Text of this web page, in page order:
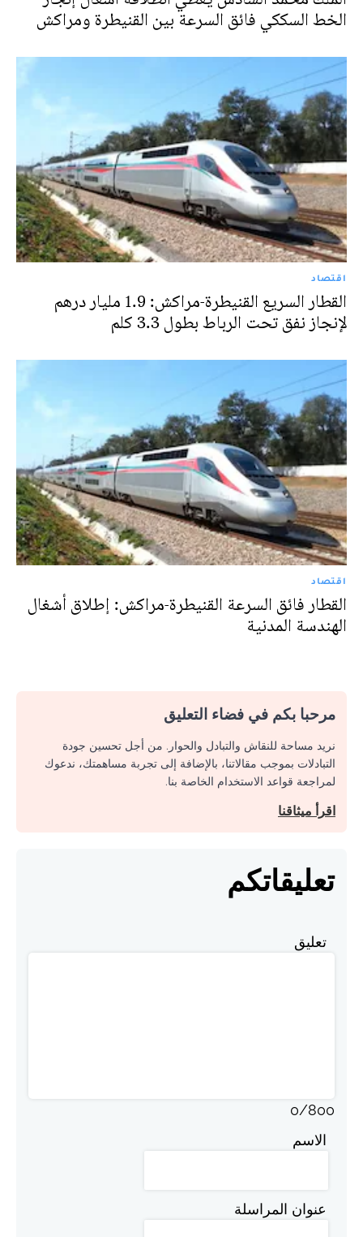
الخط السككي فائق السرعة بين القنيطرة ومراكش
اقتصاد
القطار السريع القنيطرة-مراكش: 1.9 مليار درهم
لإنجاز نفق تحت الرباط بطول 3.3 كلم
اقتصاد
القطار فائق السرعة القنيطرة-مراكش: إطلاق أشغال
الهندسة المدنية
مرحبا بكم في فضاء التعليق
نريد مساحة للنقاش والتبادل والحوار. من أجل تحسين جودة
التبادلات بموجب مقالاتنا، بالإضافة إلى تجربة مساهمتك، ندعوك
لمراجعة قواعد الاستخدام الخاصة بنا.
اقرأ ميثاقنا
تعليقاتكم
تعليق
0/800
الاسم
عنوان المراسلة